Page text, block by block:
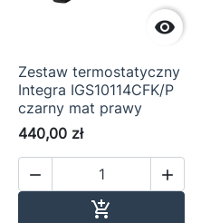

Zestaw termostatyczny
Integra IGS10114CFK/P
czarny mat prawy
440,00 zł
 
